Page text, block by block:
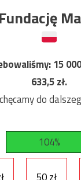
15
633,5zł.
do
104%
50 zł